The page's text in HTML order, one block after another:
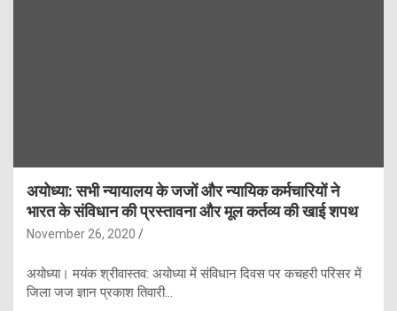
अयोध्या: सभी न्यायालय के जजों और न्यायिक कर्मचारियों ने
भारत के संविधान की प्रस्तावना और मूल कर्तव्य की खाई शपथ
November 26, 2020
अयोध्या। मयंक श्रीवास्तव: अयोध्या में संविधान दिवस पर कचहरी परिसर में
जिला जज ज्ञान प्रकाश तिवारी…